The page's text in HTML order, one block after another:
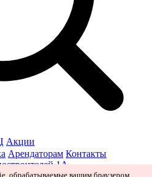
Акции
Арендаторам Контакты
1А
обрабатываемые вашим браузером.